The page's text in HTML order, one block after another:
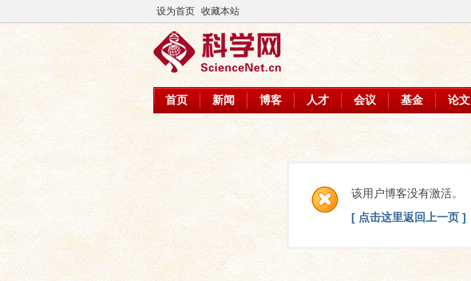
设为首页 收藏本站
首页 新闻 博客 人才 会议 基金 论文
该用户博客没有激活。
[ 点击这里返回上一页 ]